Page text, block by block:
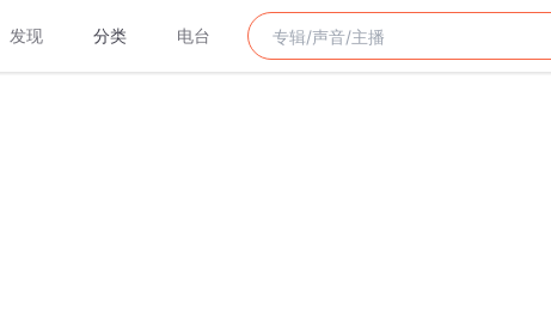
发现 分类 电台